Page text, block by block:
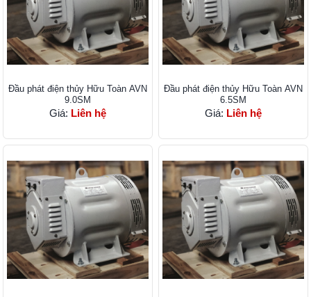
Đầu phát điện thủy Hữu Toàn AVN
9.0SM
Giá: Liên hệ
Đầu phát điện thủy Hữu Toàn AVN
6.5SM
Giá: Liên hệ